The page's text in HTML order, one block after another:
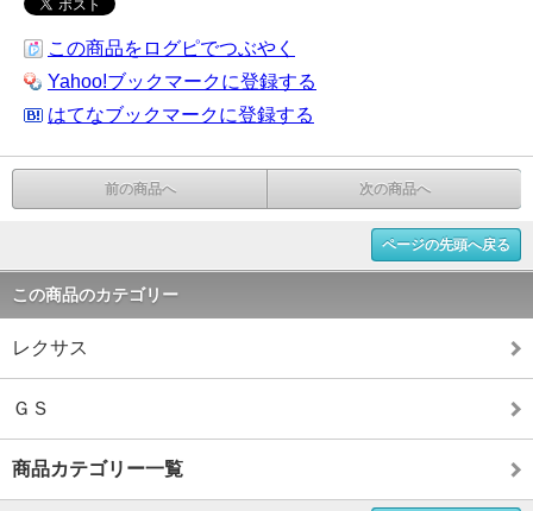
この商品をログピでつぶやく
Yahoo!ブックマークに登録する
はてなブックマークに登録する
前の商品へ 次の商品へ
ページの先頭へ戻る
この商品のカテゴリー
レクサス
ＧＳ
商品カテゴリー一覧